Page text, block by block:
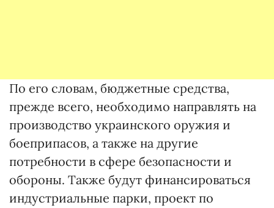
По его словам, бюджетные средства,
прежде всего, необходимо направлять на
производство украинского оружия и
боеприпасов, а также на другие
потребности в сфере безопасности и
обороны. Также будут финансироваться
индустриальные парки, проект по